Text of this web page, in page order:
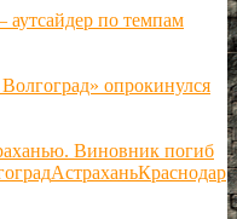
аутсайдер по темпам
опрокинулся
Виновник погиб
АстраханьКраснодар